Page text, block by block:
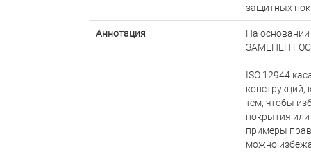
защитных
Аннотация
На
ЗАМЕНЕН
ISO 12944
тем, чтобы
покрытия или
примеры
можно